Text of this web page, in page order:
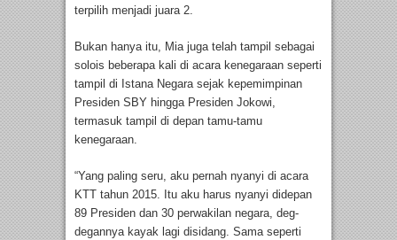
terpilih menjadi juara 2.
Bukan hanya itu, Mia juga telah tampil sebagai
solois beberapa kali di acara kenegaraan seperti
tampil di Istana Negara sejak kepemimpinan
Presiden SBY hingga Presiden Jokowi,
termasuk tampil di depan tamu-tamu
kenegaraan.
“Yang paling seru, aku pernah nyanyi di acara
KTT tahun 2015. Itu aku harus nyanyi didepan
89 Presiden dan 30 perwakilan negara, deg-
degannya kayak lagi disidang. Sama seperti